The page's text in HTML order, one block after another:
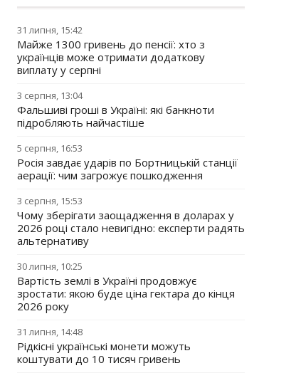
31 липня, 15:42
Майже 1300 гривень до пенсії: хто з
українців може отримати додаткову
виплату у серпні
3 серпня, 13:04
Фальшиві гроші в Україні: які банкноти
підробляють найчастіше
5 серпня, 16:53
Росія завдає ударів по Бортницькій станції
аерації: чим загрожує пошкодження
3 серпня, 15:53
Чому зберігати заощадження в доларах у
2026 році стало невигідно: експерти радять
альтернативу
30 липня, 10:25
Вартість землі в Україні продовжує
зростати: якою буде ціна гектара до кінця
2026 року
31 липня, 14:48
Рідкісні українські монети можуть
коштувати до 10 тисяч гривень